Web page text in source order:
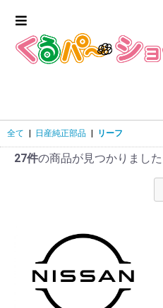
全て 日産純正部品 リーフ
27件の商品が見つかりました